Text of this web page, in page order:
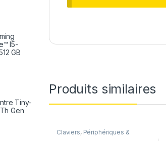
Produits similaires
Claviers, Périphériques &
I5-
GB
Tiny-
Gen